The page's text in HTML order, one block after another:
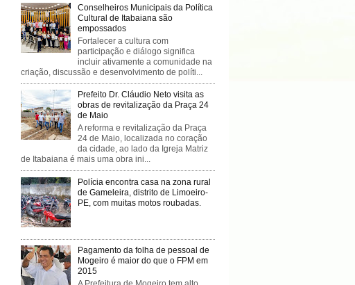
Conselheiros Municipais da Política
Cultural de Itabaiana são
empossados
Fortalecer a cultura com
participação e diálogo significa
incluir ativamente a comunidade na
criação, discussão e desenvolvimento de políti...
Prefeito Dr. Cláudio Neto visita as
obras de revitalização da Praça 24
de Maio
A reforma e revitalização da Praça
24 de Maio, localizada no coração
da cidade, ao lado da Igreja Matriz
de Itabaiana é mais uma obra ini...
Polícia encontra casa na zona rural
de Gameleira, distrito de Limoeiro-
PE, com muitas motos roubadas.
Pagamento da folha de pessoal de
Mogeiro é maior do que o FPM em
2015